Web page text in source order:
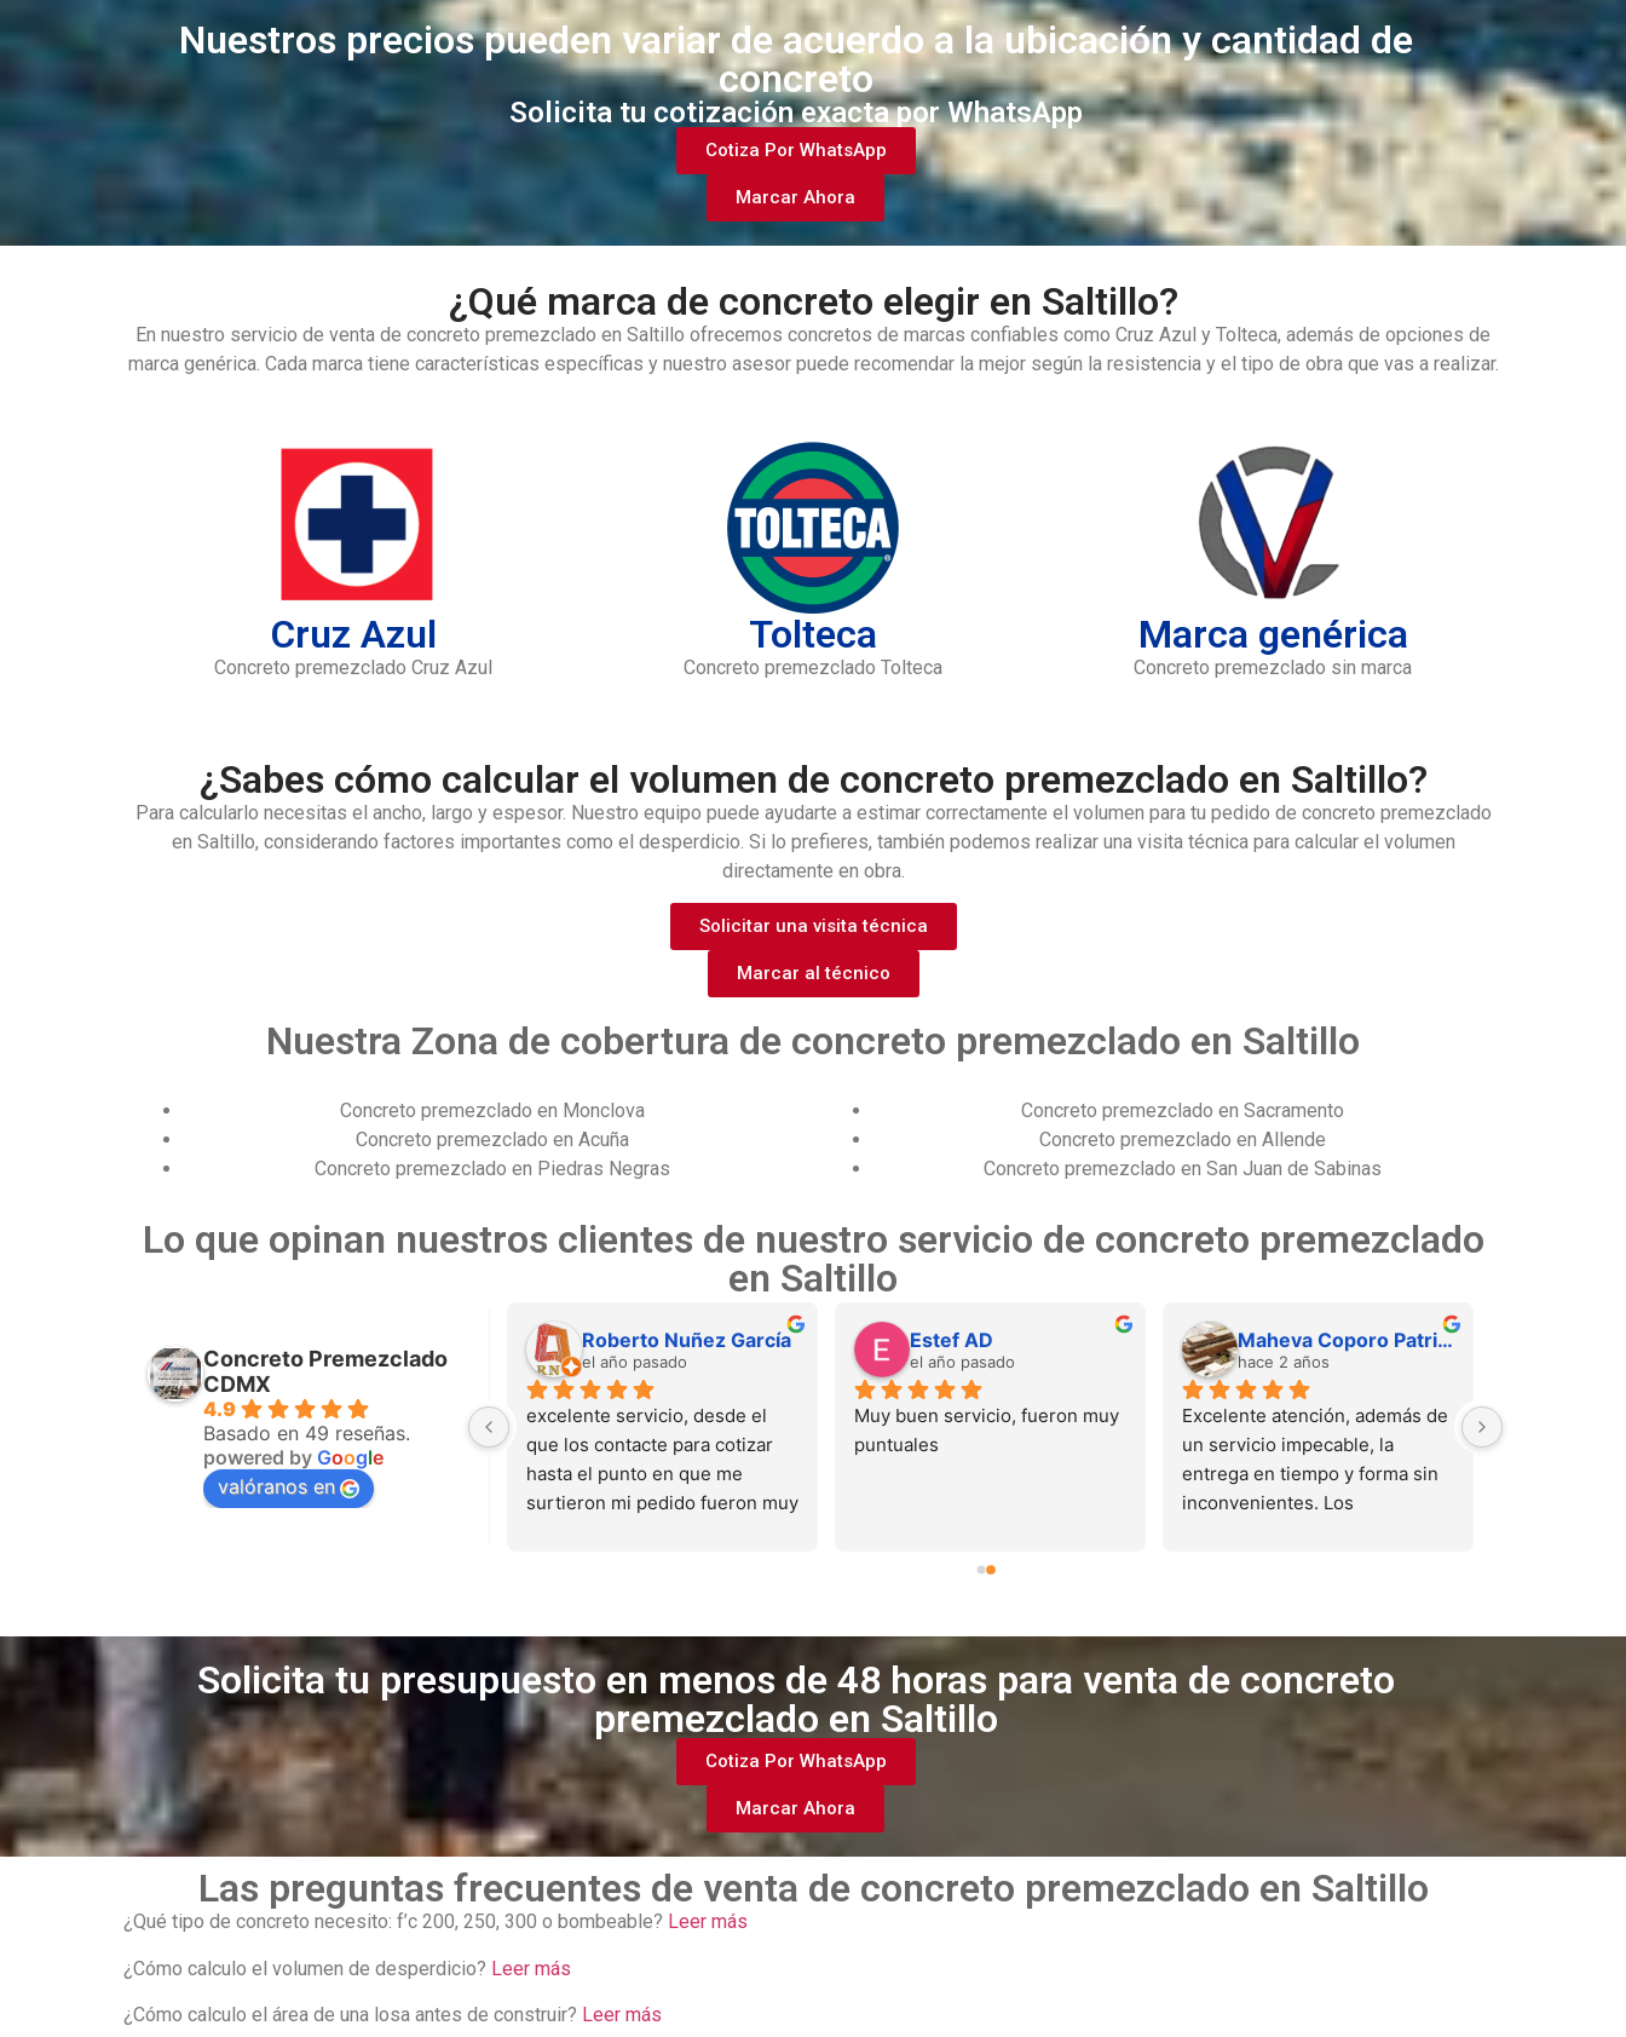
Nuestros precios pueden variar de acuerdo a la ubicación y cantidad de
concreto
Solicita tu cotización exacta por WhatsApp
Cotiza Por WhatsApp
Marcar Ahora
¿Qué marca de concreto elegir en Saltillo?
En nuestro servicio de venta de concreto premezclado en Saltillo ofrecemos concretos de marcas confiables como Cruz Azul y Tolteca, además de opciones de
marca genérica. Cada marca tiene características específicas y nuestro asesor puede recomendar la mejor según la resistencia y el tipo de obra que vas a realizar.
Cruz Azul
Concreto premezclado Cruz Azul
Tolteca
Concreto premezclado Tolteca
Marca genérica
Concreto premezclado sin marca
¿Sabes cómo calcular el volumen de concreto premezclado en Saltillo?
Para calcularlo necesitas el ancho, largo y espesor. Nuestro equipo puede ayudarte a estimar correctamente el volumen para tu pedido de concreto premezclado
en Saltillo, considerando factores importantes como el desperdicio. Si lo prefieres, también podemos realizar una visita técnica para calcular el volumen
directamente en obra.
Solicitar una visita técnica
Marcar al técnico
Nuestra Zona de cobertura de concreto premezclado en Saltillo
Concreto premezclado en Monclova
Concreto premezclado en Acuña
Concreto premezclado en Piedras Negras
Concreto premezclado en Sacramento
Concreto premezclado en Allende
Concreto premezclado en San Juan de Sabinas
Lo que opinan nuestros clientes de nuestro servicio de concreto premezclado
en Saltillo
Concreto Premezclado
CDMX
4.9
Basado en 49 reseñas.
powered by Google
valóranos en
el año pasado
Excelente servicio, precio y
atención al cliente. Sin duda en
mi empresa ya es nuestro
principal proveedor
Roberto Nuñez García
el año pasado
excelente servicio, desde el
que los contacte para cotizar
hasta el punto en que me
surtieron mi pedido fueron muy
Estef AD
el año pasado
Muy buen servicio, fueron muy
puntuales
Maheva Coporo Patricio
hace 2 años
Excelente atención, además de
un servicio impecable, la
entrega en tiempo y forma sin
inconvenientes. Los
Solicita tu presupuesto en menos de 48 horas para venta de concreto
premezclado en Saltillo
Cotiza Por WhatsApp
Marcar Ahora
Las preguntas frecuentes de venta de concreto premezclado en Saltillo
¿Qué tipo de concreto necesito: f’c 200, 250, 300 o bombeable? Leer más
¿Cómo calculo el volumen de desperdicio? Leer más
¿Cómo calculo el área de una losa antes de construir? Leer más